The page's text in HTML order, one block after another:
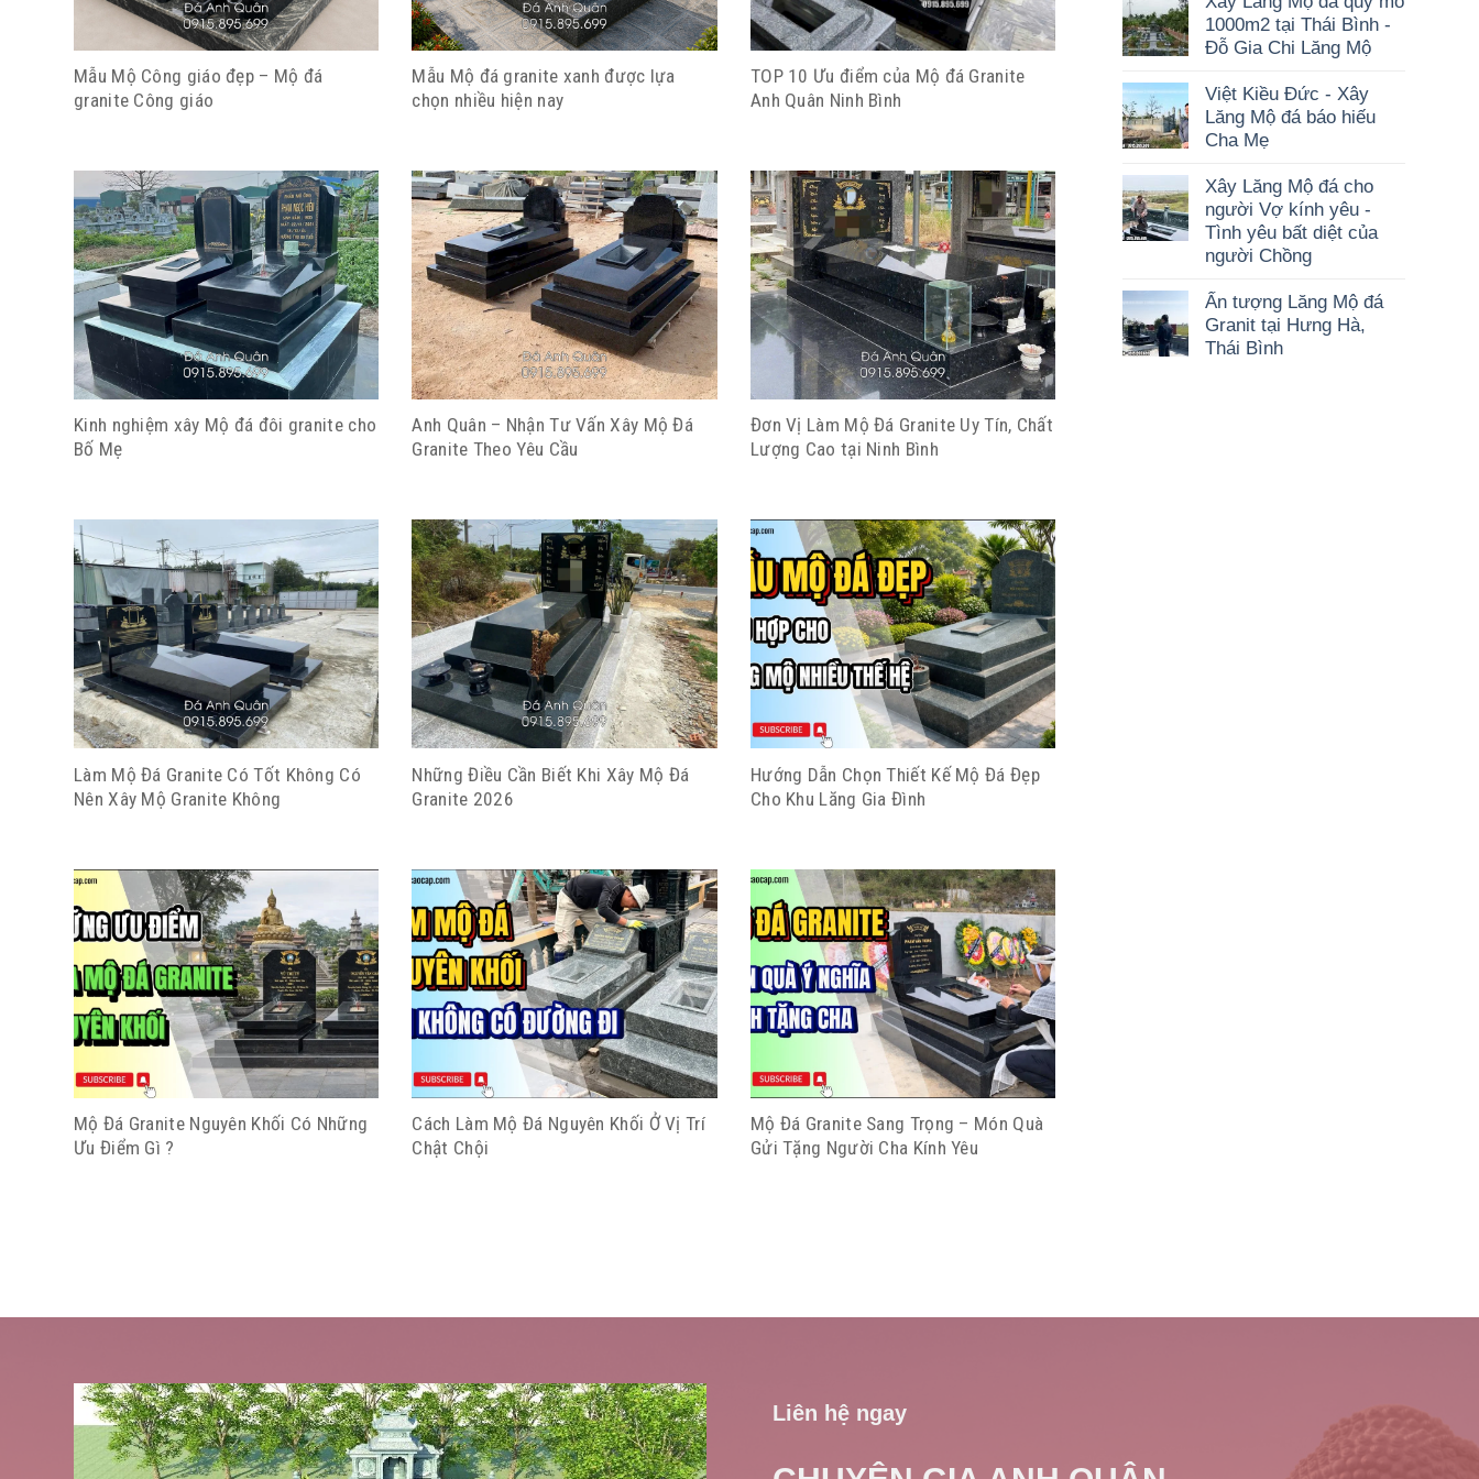
Mẫu Mộ Công giáo đẹp – Mộ đá
granite Công giáo
Mẫu Mộ đá granite xanh được lựa
chọn nhiều hiện nay
TOP 10 Ưu điểm của Mộ đá Granite
Anh Quân Ninh Bình
Kinh nghiệm xây Mộ đá đôi granite cho
Bố Mẹ
Anh Quân – Nhận Tư Vấn Xây Mộ Đá
Granite Theo Yêu Cầu
Đơn Vị Làm Mộ Đá Granite Uy Tín, Chất
Lượng Cao tại Ninh Bình
Làm Mộ Đá Granite Có Tốt Không Có
Nên Xây Mộ Granite Không
Những Điều Cần Biết Khi Xây Mộ Đá
Granite 2026
Hướng Dẫn Chọn Thiết Kế Mộ Đá Đẹp
Cho Khu Lăng Gia Đình
Mộ Đá Granite Nguyên Khối Có Những
Ưu Điểm Gì ?
Cách Làm Mộ Đá Nguyên Khối Ở Vị Trí
Chật Chội
Mộ Đá Granite Sang Trọng – Món Quà
Gửi Tặng Người Cha Kính Yêu
1000m2 tại Thái Bình -
Đỗ Gia Chi Lăng Mộ
Việt Kiều Đức - Xây
Lăng Mộ đá báo hiếu
Cha Mẹ
Xây Lăng Mộ đá cho
người Vợ kính yêu -
Tình yêu bất diệt của
người Chồng
Ấn tượng Lăng Mộ đá
Granit tại Hưng Hà,
Thái Bình
Liên hệ ngay